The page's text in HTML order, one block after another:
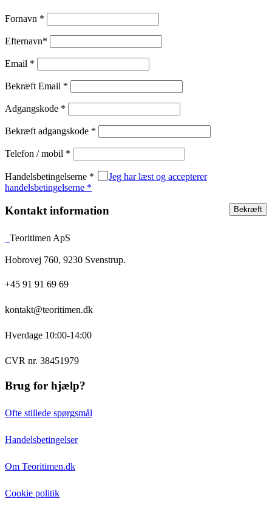
Fornavn *
Efternavn*
Email *
Bekræft Email *
Adgangskode *
Bekræft adgangskode *
Telefon / mobil *
Handelsbetingelserne *
Jeg har læst og accepterer
handelsbetingelserne *
Kontakt information
Teoritimen ApS
Hobrovej 760, 9230 Svenstrup.
+45 91 91 69 69
kontakt@teoritimen.dk
Hverdage 10:00-14:00
CVR nr. 38451979
Brug for hjælp?
Ofte stillede spørgsmål
Handelsbetingelser
Om Teoritimen.dk
Cookie politik